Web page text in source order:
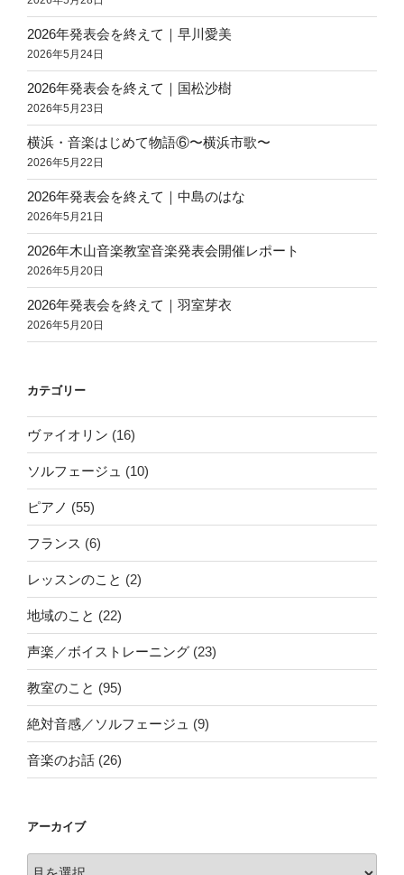
2026年発表会を終えて｜早川愛美
2026年5月24日
2026年発表会を終えて｜国松沙樹
2026年5月23日
横浜・音楽はじめて物語⑥〜横浜市歌〜
2026年5月22日
2026年発表会を終えて｜中島のはな
2026年5月21日
2026年木山音楽教室音楽発表会開催レポート
2026年5月20日
2026年発表会を終えて｜羽室芽衣
2026年5月20日
カテゴリー
ヴァイオリン (16)
ソルフェージュ (10)
ピアノ (55)
フランス (6)
レッスンのこと (2)
地域のこと (22)
声楽／ボイストレーニング (23)
教室のこと (95)
絶対音感／ソルフェージュ (9)
音楽のお話 (26)
アーカイブ